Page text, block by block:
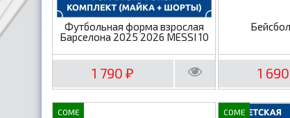
Футбольная форма взрослая
Барселона 2025 2026 MESSI 10
1 790₽ 1
COME COME